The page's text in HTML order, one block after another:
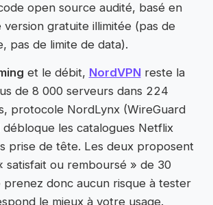
open source audité, basé en
version gratuite illimitée (pas de
pas de limite de data).
et le débit, NordVPNreste la
de 8 000 serveurs dans 224
protocole NordLynx (WireGuard
débloque les catalogues Netflix
prise de tête. Les deux proposent
satisfait ou remboursé » de 30
prenez donc aucun risque à tester
le mieux à votre usage.